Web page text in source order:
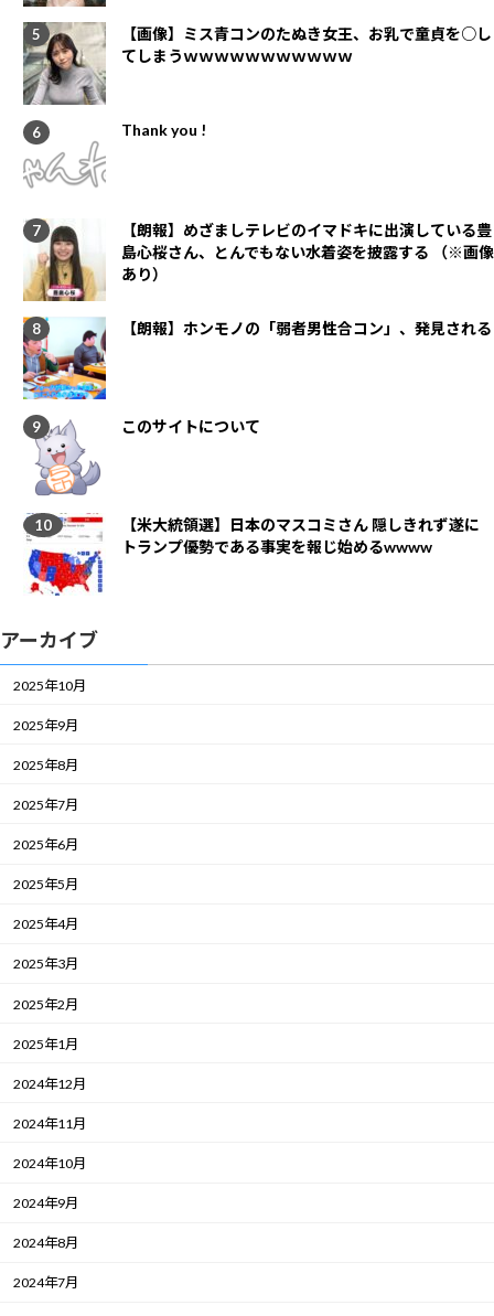
【画像】ミス青コンのたぬき女王、お乳で童貞を○し
てしまうｗｗｗｗｗｗｗｗｗｗｗ
Thank you !
【朗報】めざましテレビのイマドキに出演している豊
島心桜さん、とんでもない水着姿を披露する （※画像
あり）
【朗報】ホンモノの「弱者男性合コン」、発見される
このサイトについて
【米大統領選】日本のマスコミさん 隠しきれず遂に
トランプ優勢である事実を報じ始めるwwww
アーカイブ
2025年10月
2025年9月
2025年8月
2025年7月
2025年6月
2025年5月
2025年4月
2025年3月
2025年2月
2025年1月
2024年12月
2024年11月
2024年10月
2024年9月
2024年8月
2024年7月